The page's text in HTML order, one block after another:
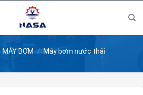
MÁY BƠM / Máy bơm nước thải